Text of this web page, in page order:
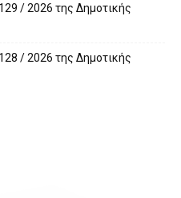
/ 2026 της Δημοτικής
/ 2026 της Δημοτικής